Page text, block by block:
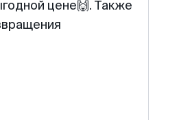
цене🙌. Также